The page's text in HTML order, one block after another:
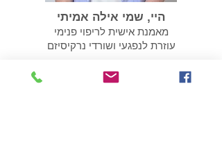
היי, שמי אילה אמיתי
מאמנת אישית לריפוי פנימי
עוזרת לנפגעי ושורדי נרקיסיזם